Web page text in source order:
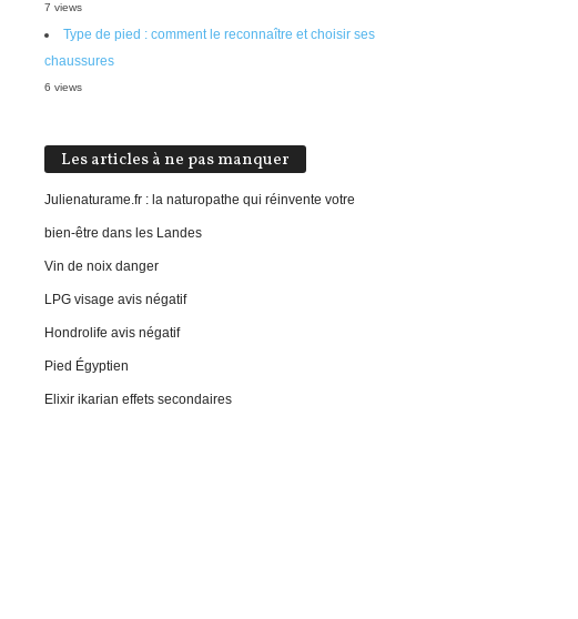
7 views
Type de pied : comment le reconnaître et choisir ses
chaussures
6 views
Les articles à ne pas manquer
Julienaturame.fr : la naturopathe qui réinvente votre
bien-être dans les Landes
Vin de noix danger
LPG visage avis négatif
Hondrolife avis négatif
Pied Égyptien
Elixir ikarian effets secondaires